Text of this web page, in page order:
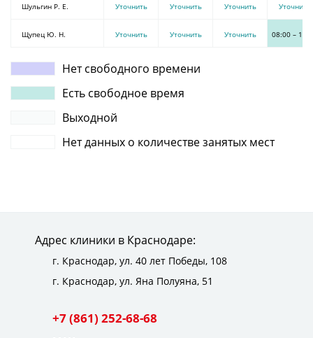
Шульгин Р. Е. Уточнить Уточнить Уточнить Уточнить
Щупец Ю. Н. Уточнить Уточнить Уточнить 08:00 –
Нет свободного времени
Есть свободное время
Выходной
Нет данных о количестве занятых мест
Адрес клиники в Краснодаре:
г. Краснодар, ул. 40 лет Победы, 108
г. Краснодар, ул. Яна Полуяна, 51
+7 (861) 252-68-68